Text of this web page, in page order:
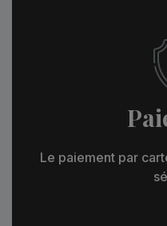
Le paiement par